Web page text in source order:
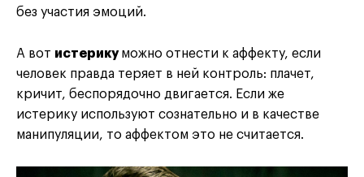
без участия эмоций.
А вот истерикуможно отнести к аффекту, если
человек правда теряет в ней контроль: плачет,
кричит, беспорядочно двигается. Если же
истерику используют сознательно и в качестве
манипуляции, то аффектом это не считается.